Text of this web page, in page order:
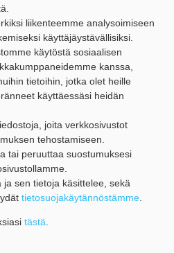
liikenteemme analysoimiseen
käyttäjäystävällisiksi.
käytöstä sosiaalisen
kanssa,
tietoihin, jotka olet heille
käyttäessäsi heidän
joita verkkosivustot
tehostamiseen.
tai peruuttaa suostumuksesi
sen tietoja käsittelee, sekä
tietosuojakäytännöstämme.
tästä